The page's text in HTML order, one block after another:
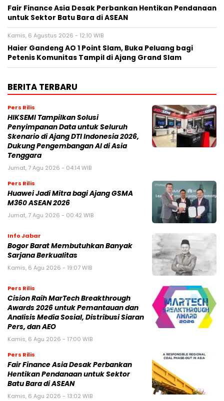
Fair Finance Asia Desak Perbankan Hentikan Pendanaan
untuk Sektor Batu Bara di ASEAN
Kamis, 6 Agustus 2026 - 12:10 WIB
Haier Gandeng AO 1 Point Slam, Buka Peluang bagi
Petenis Komunitas Tampil di Ajang Grand Slam
BERITA TERBARU
Pers Rilis
HIKSEMI Tampilkan Solusi
Penyimpanan Data untuk Seluruh
Skenario di Ajang DTI Indonesia 2026,
Dukung Pengembangan AI di Asia
Tenggara
Jumat, 7 Agu 2026 - 04:14 WIB
Pers Rilis
Huawei Jadi Mitra bagi Ajang GSMA
M360 ASEAN 2026
Jumat, 7 Agu 2026 - 00:42 WIB
Info Jabar
Bogor Barat Membutuhkan Banyak
Sarjana Berkualitas
Kamis, 6 Agu 2026 - 19:07 WIB
Pers Rilis
Cision Raih MarTech Breakthrough
Awards 2026 untuk Pemantauan dan
Analisis Media Sosial, Distribusi Siaran
Pers, dan AEO
Kamis, 6 Agu 2026 - 17:00 WIB
Pers Rilis
Fair Finance Asia Desak Perbankan
Hentikan Pendanaan untuk Sektor
Batu Bara di ASEAN
Kamis, 6 Agu 2026 - 13:02 WIB